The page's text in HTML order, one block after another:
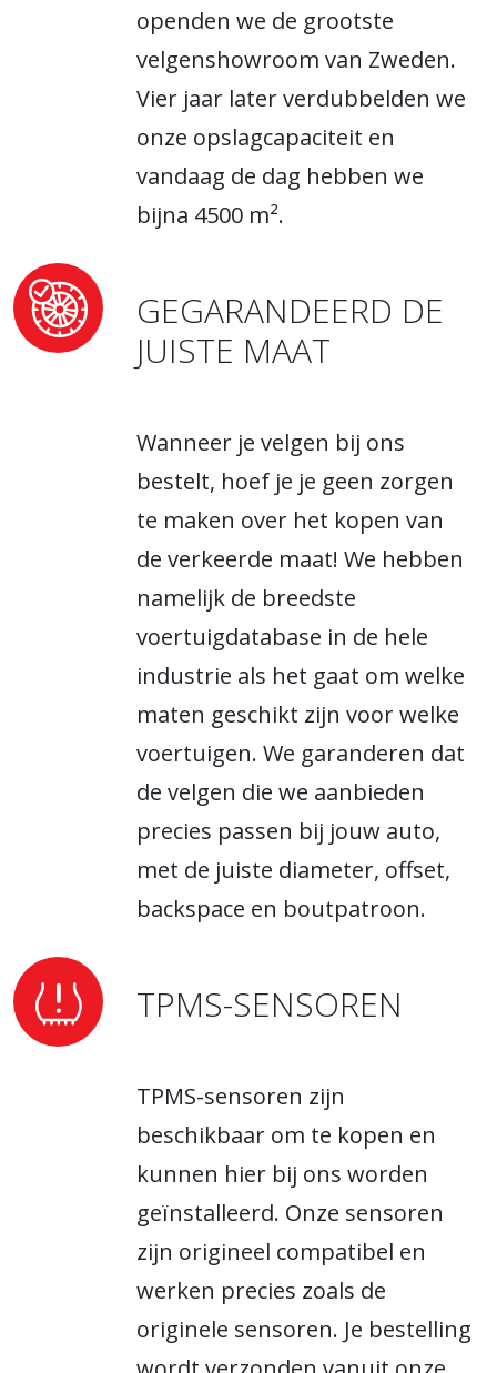
openden we de grootste
velgenshowroom van Zweden.
Vier jaar later verdubbelden we
onze opslagcapaciteit en
vandaag de dag hebben we
bijna 4500 m².
GEGARANDEERD DE
JUISTE MAAT
Wanneer je velgen bij ons
bestelt, hoef je je geen zorgen
te maken over het kopen van
de verkeerde maat! We hebben
namelijk de breedste
voertuigdatabase in de hele
industrie als het gaat om welke
maten geschikt zijn voor welke
voertuigen. We garanderen dat
de velgen die we aanbieden
precies passen bij jouw auto,
met de juiste diameter, offset,
backspace en boutpatroon.
TPMS-SENSOREN
TPMS-sensoren zijn
beschikbaar om te kopen en
kunnen hier bij ons worden
geïnstalleerd. Onze sensoren
zijn origineel compatibel en
werken precies zoals de
originele sensoren. Je bestelling